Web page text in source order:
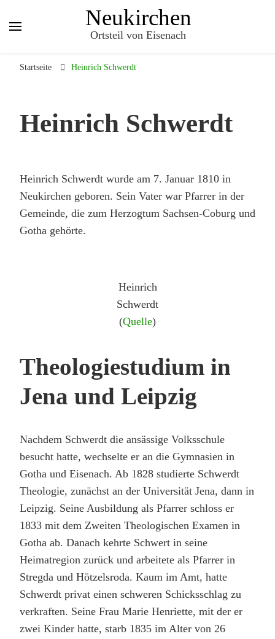
Neukirchen
Ortsteil von Eisenach
Startseite Heinrich Schwerdt
Heinrich Schwerdt
Heinrich Schwerdt wurde am 7. Januar 1810 in
Neukirchen geboren. Sein Vater war Pfarrer in der
Gemeinde, die zum Herzogtum Sachsen-Coburg und
Gotha gehörte.
Heinrich
Schwerdt
(Quelle)
Theologiestudium in
Jena und Leipzig
Nachdem Schwerdt die ansässige Volksschule
besucht hatte, wechselte er an die Gymnasien in
Gotha und Eisenach. Ab 1828 studierte Schwerdt
Theologie, zunächst an der Universität Jena, dann in
Leipzig. Seine Ausbildung als Pfarrer schloss er
1833 mit dem Zweiten Theologischen Examen in
Gotha ab. Danach kehrte Schwert in seine
Heimatregion zurück und arbeitete als Pfarrer in
Stregda und Hötzelsroda. Kaum im Amt, hatte
Schwerdt privat einen schweren Schicksschlag zu
verkraften. Seine Frau Marie Henriette, mit der er
zwei Kinder hatte, starb 1835 im Alter von 26